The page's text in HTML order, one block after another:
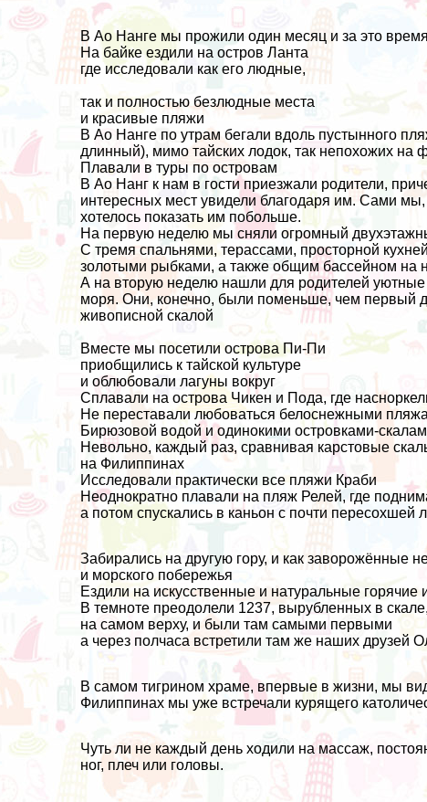
В Ао Нанге мы прожили один месяц и за это
На байке ездили на остров Ланта
где исследовали как его людные,
так и полностью безлюдные места
и красивые пляжи
В Ао Нанге по утрам бегали вдоль пустынного
длинный), мимо тайских лодок, так непохожих на
Плавали в туры по островам
В Ао Нанг к нам в гости приезжали родители,
интересных мест увидели благодаря им. Сами
хотелось показать им побольше.
На первую неделю мы сняли огромный
С тремя спальнями, терассами, просторной
золотыми рыбками, а также общим бассейном на
А на вторую неделю нашли для родителей
моря. Они, конечно, были поменьше, чем первый
живописной скалой
Вместе мы посетили острова Пи-Пи
приобщились к тайской культуре
и облюбовали лагуны вокруг
Сплавали на острова Чикен и Пода, где
Не переставали любоваться белоснежными
Бирюзовой водой и одинокими островками-
Невольно, каждый раз, сравнивая карстовые
на Филиппинах
Исследовали практически все пляжи Краби
Неоднократно плавали на пляж Релей, где
а потом спускались в каньон с почти пересохшей
Забирались на другую гору, и как заворожённые
и морского побережья
Ездили на искусственные и натуральные
В темноте преодолели 1237, вырубленных в
на самом верху, и были там самыми первыми
а через полчаса встретили там же наших друзей
В самом тигрином храме, впервые в жизни, мы
Филиппинах мы уже встречали курящего
Чуть ли не каждый день ходили на массаж,
ног, плеч или головы.